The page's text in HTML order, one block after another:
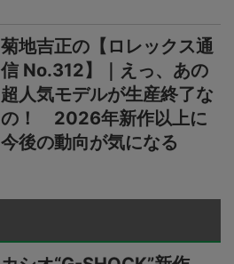
菊地吉正の【ロレックス通
信 No.312】｜えっ、あの
超人気モデルが生産終了な
の！ 2026年新作以上に
今後の動向が気になる